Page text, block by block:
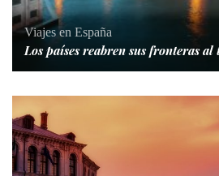
Viajes en España
Los países reabren sus fronteras